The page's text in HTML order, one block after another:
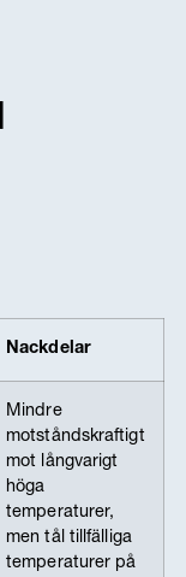
Nackdelar
Mindre
motståndskraftigt
mot långvarigt
höga
temperaturer,
men tål tillfälliga
temperaturer på